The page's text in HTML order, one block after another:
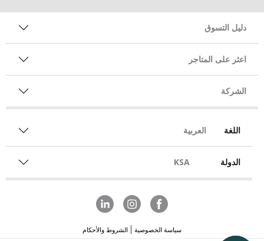
دليل التسوق
اعثر على المتاجر
الشركة
اللغة العربية
الدولة KSA
سياسة الخصوصية الشروط والأحكام